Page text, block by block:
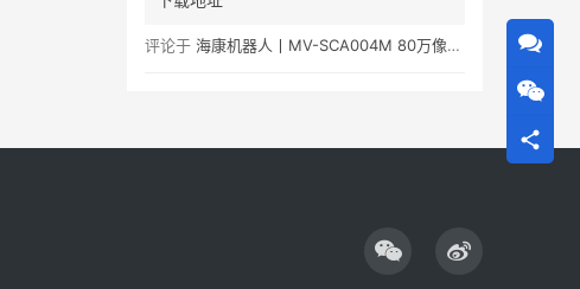
评论于 海康机器人丨MV-SCA004M 80万像素黑白视觉传感器产品彩页/用户手册下载